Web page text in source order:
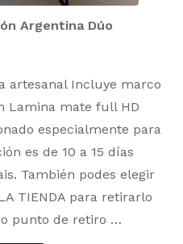
Argentina Dúo
artesanal Incluye marco
Lamina mate full HD
especialmente para
es de 10 a 15 días
También podes elegir
TIENDA para retirarlo
punto de retiro …